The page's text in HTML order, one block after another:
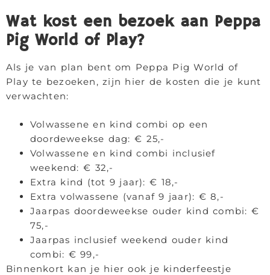
Wat kost een bezoek aan Peppa
Pig World of Play?
Als je van plan bent om Peppa Pig World of
Play te bezoeken, zijn hier de kosten die je kunt
verwachten:
Volwassene en kind combi op een
doordeweekse dag: € 25,-
Volwassene en kind combi inclusief
weekend: € 32,-
Extra kind (tot 9 jaar): € 18,-
Extra volwassene (vanaf 9 jaar): € 8,-
Jaarpas doordeweekse ouder kind combi: €
75,-
Jaarpas inclusief weekend ouder kind
combi: € 99,-
Binnenkort kan je hier ook je kinderfeestje